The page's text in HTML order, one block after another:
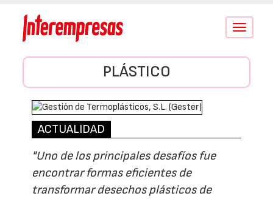
Conmutar
PLÁSTICO
ACTUALIDAD
"Uno de los principales desafíos fue
encontrar formas eficientes de
transformar desechos plásticos de